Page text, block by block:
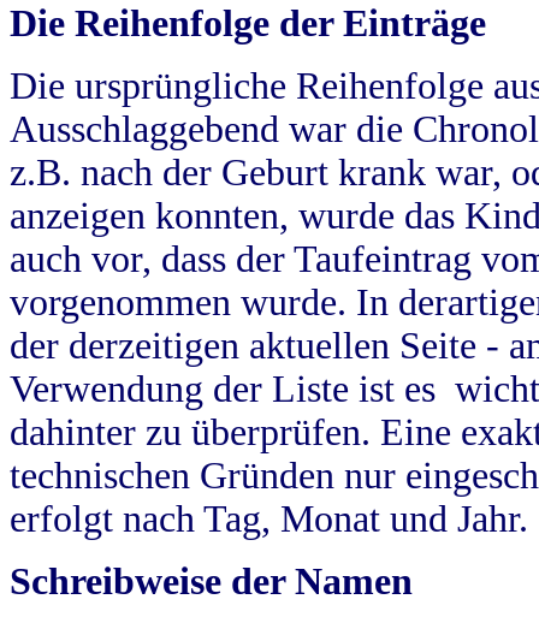
Die Reihenfolge der Einträge
Die ursprüngliche Reihenfolge
Ausschlaggebend war die
z.B. nach der Geburt krank war,
anzeigen konnten, wurde das
auch vor, dass der Taufeintrag
vorgenommen wurde. In
der derzeitigen aktuellen Seite -
Verwendung der Liste ist es
dahinter zu überprüfen. Eine
technischen Gründen nur
erfolgt nach Tag, Monat und Jahr.
Schreibweise der Namen